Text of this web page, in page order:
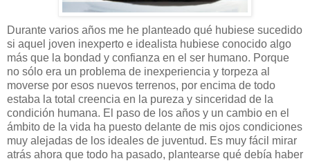
Durante varios años me he planteado qué hubiese sucedido
si aquel joven inexperto e idealista hubiese conocido algo
más que la bondad y confianza en el ser humano. Porque
no sólo era un problema de inexperiencia y torpeza al
moverse por esos nuevos terrenos, por encima de todo
estaba la total creencia en la pureza y sinceridad de la
condición humana. El paso de los años y un cambio en el
ámbito de la vida ha puesto delante de mis ojos condiciones
muy alejadas de los ideales de juventud. Es muy fácil mirar
atrás ahora que todo ha pasado, plantearse qué debía haber